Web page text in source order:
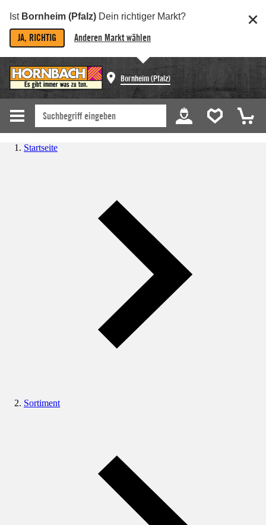
Ist Bornheim (Pfalz) Dein richtiger Markt?
JA, RICHTIG Anderen Markt wählen
Bornheim (Pfalz)
Startseite
Sortiment